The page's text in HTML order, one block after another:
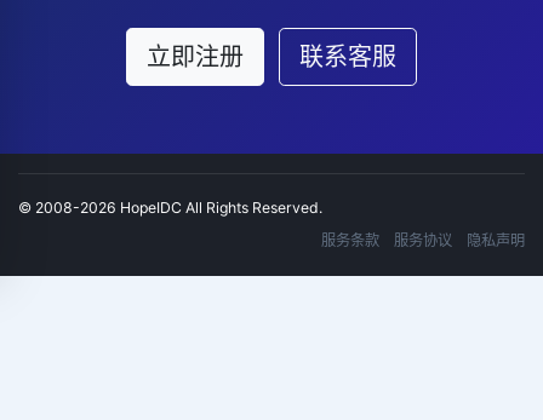
立即注册 联系客服
© 2008-2026 HopeIDC All Rights Reserved.
服务条款
服务协议 隐私声明